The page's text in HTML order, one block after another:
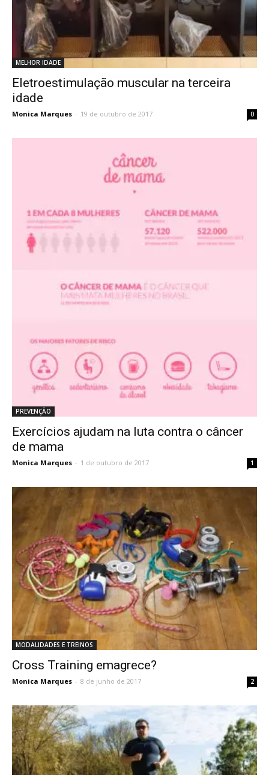
MELHOR IDADE
Eletroestimulação muscular na terceira
idade
Monica Marques - 19 de outubro de 2017 0
PREVENÇÃO
Exercícios ajudam na luta contra o câncer
de mama
Monica Marques - 1 de outubro de 2017 1
MODALIDADES E TREINOS
Cross Training emagrece?
Monica Marques - 8 de junho de 2017 2